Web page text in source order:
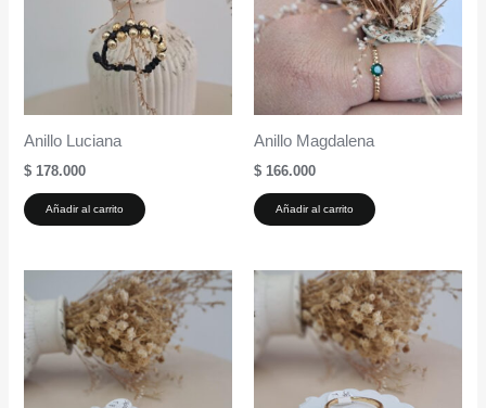
Anillo Luciana
$ 178.000
Añadir al carrito
Anillo Magdalena
$ 166.000
Añadir al carrito